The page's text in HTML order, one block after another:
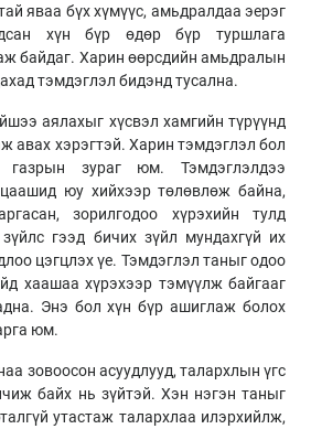
яваа бүх хүмүүс, амьдралдаа эерэг
хүн бүр өдөр бүр туршлага
байдаг. Харин өөрсдийн амьдралын
тэмдэглэл бидэнд тусална.
аялахыг хүсвэл хамгийн түрүүнд
авах хэрэгтэй. Харин тэмдэглэл бол
газрын зураг юм. Тэмдэглэлдээ
юу хийхээр төлөвлөж байна,
зорилгодоо хүрэхийн тулд
гээд бичих зүйл мундахгүй их
цэгцлэх үе. Тэмдэглэл таныг одоо
хаашаа хүрэхээр тэмүүлж байгааг
Энэ бол хүн бүр ашиглаж болох
юм.
зовоосон асуудлууд, талархлын үгс
байх нь зүйтэй. Хэн нэгэн таныг
утастаж талархлаа илэрхийлж,